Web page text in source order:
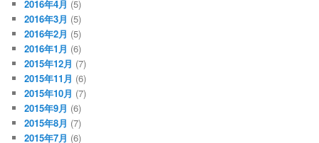
2016年4月 (5)
2016年3月 (5)
2016年2月 (5)
2016年1月 (6)
2015年12月 (7)
2015年11月 (6)
2015年10月 (7)
2015年9月 (6)
2015年8月 (7)
2015年7月 (6)